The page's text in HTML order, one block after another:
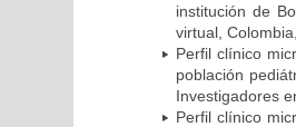
institución de
virtual,
Perfil clínico
población
Investigadores
Perfil clínico